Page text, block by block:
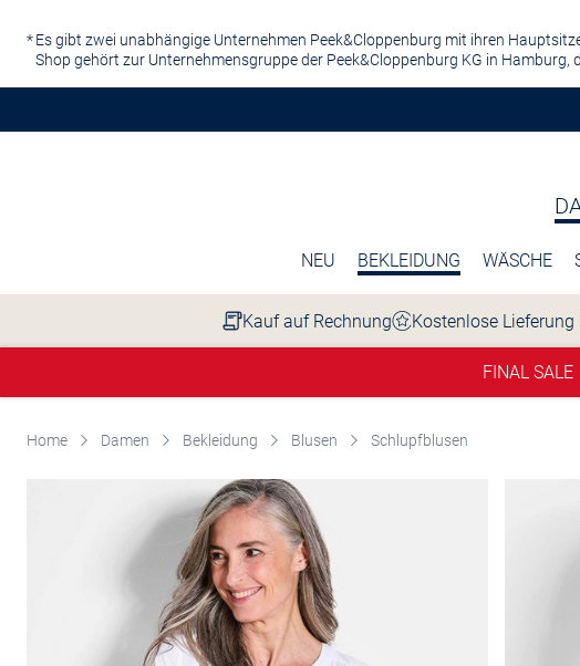
Es gibt zwei unabhängige Unternehmen Peek&Cloppenburg mit ihren
Shop gehört zur Unternehmensgruppe der Peek&Cloppenburg KG in Hamburg,
NEU BEKLEIDUNG WÄSCHE
Kauf auf Rechnung Kostenlose Lieferung
FINAL SALE
Home Damen Bekleidung Blusen Schlupfblusen